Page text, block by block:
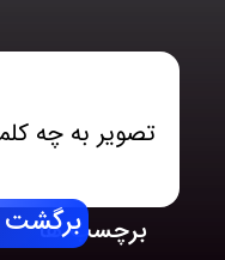
تصویر به چه
برچسب ها